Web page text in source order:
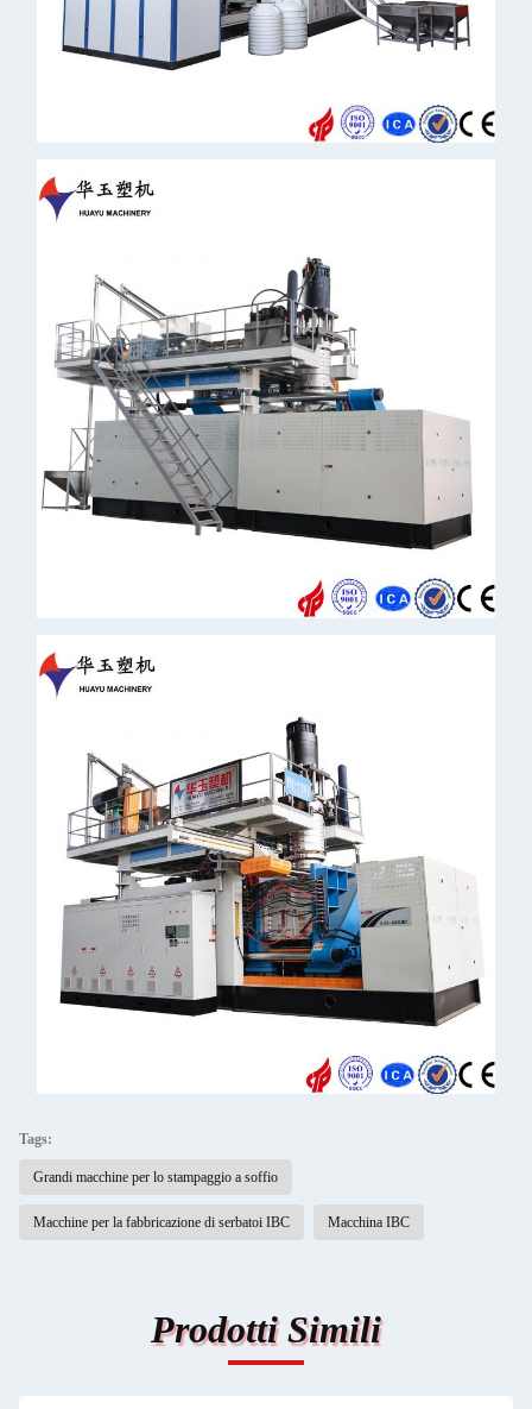
Tags:
Grandi macchine per lo stampaggio a soffio
Macchine per la fabbricazione di serbatoi IBC Macchina IBC
Prodotti Simili